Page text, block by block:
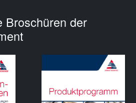
Broschüren der